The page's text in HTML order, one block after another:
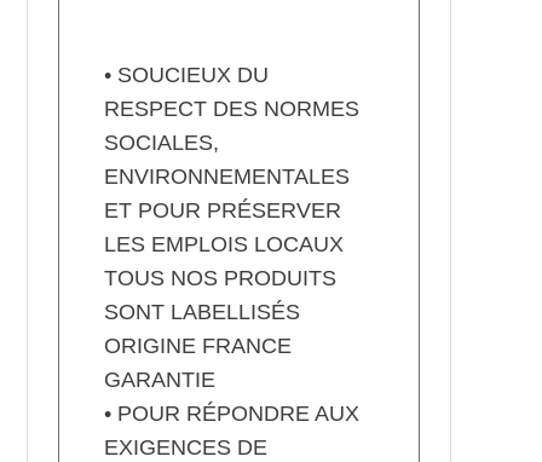
• SOUCIEUX DU
RESPECT DES NORMES
SOCIALES,
ENVIRONNEMENTALES
ET POUR PRÉSERVER
LES EMPLOIS LOCAUX
TOUS NOS PRODUITS
SONT LABELLISÉS
ORIGINE FRANCE
GARANTIE
• POUR RÉPONDRE AUX
EXIGENCES DE